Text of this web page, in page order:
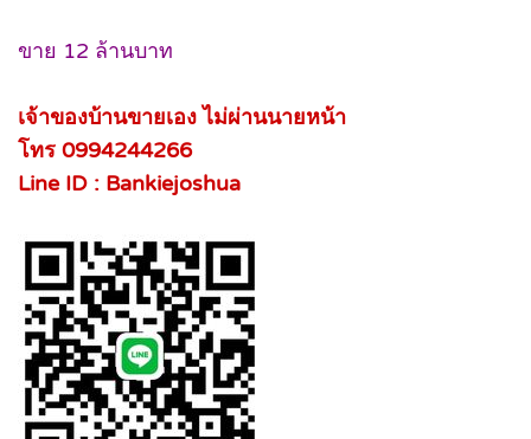
ขาย 12 ล้านบาท
เจ้าของบ้านขายเอง ไม่ผ่านนายหน้า
โทร 0994244266
Line ID : Bankiejoshua